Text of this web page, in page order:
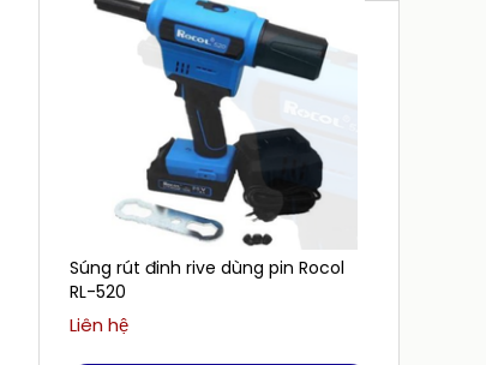
Súng rút đinh rive dùng pin Rocol
RL-520
Liên hệ